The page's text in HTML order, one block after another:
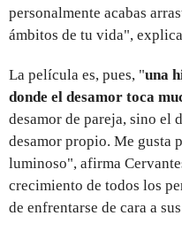
personalmente acabas
ámbitos de tu vida",
La película es, pues, "una
donde el desamor toca
desamor de pareja, sino el
desamor propio. Me gusta
luminoso", afirma
crecimiento de todos los
de enfrentarse de cara a